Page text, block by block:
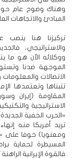
وهناك وضوح عام
المبادئ والاتجاهات
تركيزنا هنا ينصب
والاستراتيجي،
ووكلائه الآن هو ما
الموجهة ضدنا
الاتصالات
تتبناها وتعتمدها
المقاومة (إيران
الاستراتيجية
«الحرب الخفية
تريد أمريكا منه
ومعنويا) خوفا على
المسيطرة لحماية
فالقوة الإيرانية